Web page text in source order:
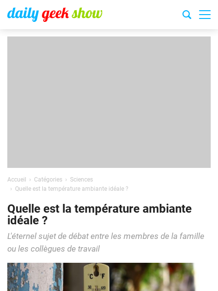
Accueil Catégories
Sciences
Quelle est la température ambiante idéale ?
Quelle est la température ambiante
idéale ?
L'éternel sujet de débat entre les membres de la famille
ou les collègues de travail